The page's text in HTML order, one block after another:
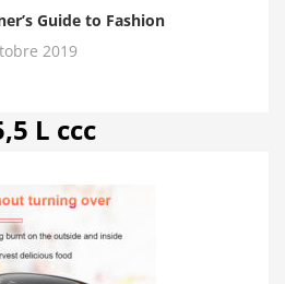
Guide to Fashion
2019
L ccc